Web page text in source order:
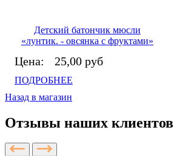
Детский батончик мюсли
«лунтик. - овсянка с фруктами»
Цена: 25,00 руб
ПОДРОБНЕЕ
Назад в магазин
Отзывы наших клиентов